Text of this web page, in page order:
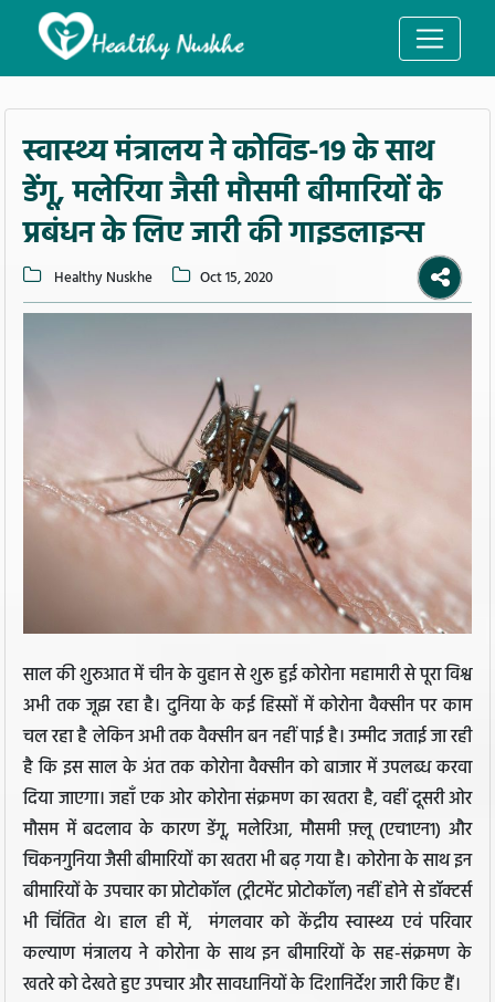
स्वास्थ्य मंत्रालय ने कोविड-19 के साथ
डेंगू, मलेरिया जैसी मौसमी बीमारियों के
प्रबंधन के लिए जारी की गाइडलाइन्स
Healthy Nuskhe Oct 15, 2020
साल की शुरुआत में चीन के वुहान से शुरू हुई कोरोना महामारी से पूरा विश्व
अभी तक जूझ रहा है। दुनिया के कई हिस्सों में कोरोना वैक्सीन पर काम
चल रहा है लेकिन अभी तक वैक्सीन बन नहीं पाई है। उम्मीद जताई जा रही
है कि इस साल के अंत तक कोरोना वैक्सीन को बाजार में उपलब्ध करवा
दिया जाएगा। जहाँ एक ओर कोरोना संक्रमण का खतरा है, वहीं दूसरी ओर
मौसम में बदलाव के कारण डेंगू, मलेरिआ, मौसमी फ़्लू (एच1एन1) और
चिकनगुनिया जैसी बीमारियों का खतरा भी बढ़ गया है। कोरोना के साथ इन
बीमारियों के उपचार का प्रोटोकॉल (ट्रीटमेंट प्रोटोकॉल) नहीं होने से डॉक्टर्स
भी चिंतित थे। हाल ही में, मंगलवार को केंद्रीय स्वास्थ्य एवं परिवार
कल्याण मंत्रालय ने कोरोना के साथ इन बीमारियों के सह-संक्रमण के
खतरे को देखते हुए उपचार और सावधानियों के दिशानिर्देश जारी किए हैं।